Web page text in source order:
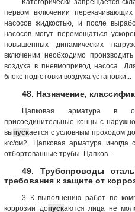
первом включении
насосов жидкостью, и после
насосов могут перемещаться
повышенных динамических
включении необходимо
воздуха в пневмопривод насоса.
блоке подготовки воздуха установки...
48. Назначение,
Цапковая арматура в
присоединительные концы с
выпускается с условным проходом
кгс/см2. Цапковая арматура
отбортованные трубы. Цапков...
49. Трубопроводы
требования к защите от
3 К выполнению работ по
коррозии допускаются лица не